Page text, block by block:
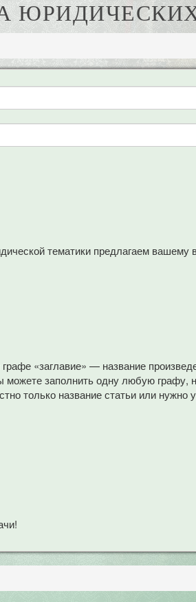
тематики предлагаем
«заглавие» — название
заполнить одну любую графу,
только название статьи или нужно